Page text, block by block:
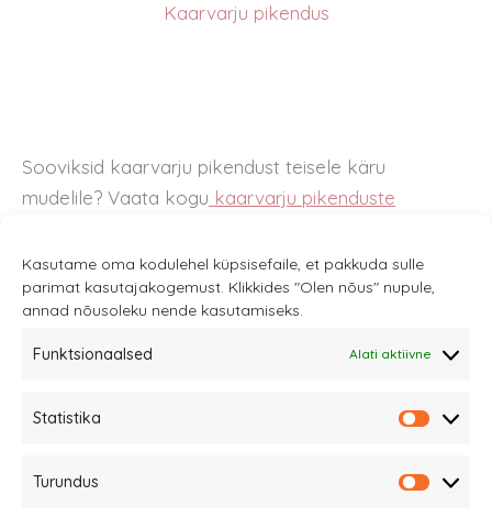
Kasutame oma kodulehel küpsisefaile, et pakkuda sulle
parimat kasutajakogemust. Klikkides "Olen nõus" nupule,
annad nõusoleku nende kasutamiseks.
Funktsionaalsed Alati aktiivne
Statistika
Turundus
Kaarvarju pikendus
Sooviksid kaarvarju pikendust teisele käru
mudelile? Vaata kogu kaarvarju pikenduste